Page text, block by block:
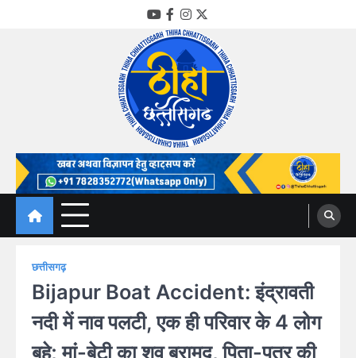
YouTube
Facebook
Instagram
Twitter
Thiha Chhattisgarh
गोठ जन-जन के
छत्तीसगढ़
Bijapur Boat Accident: इंद्रावती
नदी में नाव पलटी, एक ही परिवार के 4 लोग
बहे; मां-बेटी का शव बरामद, पिता-पुत्र की